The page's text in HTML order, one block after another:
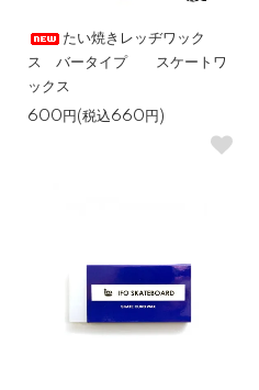
たい焼きレッヂワック
ス バータイプ スケートワ
ックス
600円(税込660円)